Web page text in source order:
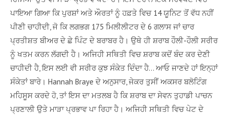
ਪਾਇਆ ਗਿਆ ਕਿ ਪੁਰਸ਼ਾਂ ਅਤੇ ਔਰਤਾਂ ਨੂੰ ਹਫ਼ਤੇ ਵਿਚ 14 ਯੂਨਿਟ ਤੋਂ ਵੱਧ ਨਹੀਂ
ਪੀਣੀ ਚਾਹੀਦੀ, ਜੋ ਕਿ ਲਗਭਗ 175 ਮਿਲੀਲੀਟਰ ਦੇ 6 ਗਲਾਸ ਜਾਂ ਚਾਰ
ਪ੍ਰਤੀਸ਼ਤ ਬੀਅਰ ਦੇ ਛੇ ਪਿੰਟ ਦੇ ਬਰਾਬਰ ਹੈ। ਉਥੇ ਹੀ ਸ਼ਰਾਬ ਹੌਲੀ-ਹੌਲੀ ਸਰੀਰ
ਨੂੰ ਖਤਮ ਕਰਨ ਲੱਗਦੀ ਹੈ। ਅਜਿਹੀ ਸਥਿਤੀ ਵਿਚ ਸ਼ਰਾਬ ਕਦੋਂ ਬੰਦ ਕਰ ਦੇਣੀ
ਚਾਹੀਦੀ ਹੈ, ਇਸ ਲਈ ਵੀ ਸਰੀਰ ਕੁਝ ਸੰਕੇਤ ਦਿੰਦਾ ਹੈ… ਆਓ ਜਾਣਦੇ ਹਾਂ ਇਨ੍ਹਾਂ
ਸੰਕੇਤਾਂ ਬਾਰੇ। Hannah Braye ਦੇ ਅਨੁਸਾਰ, ਜੇਕਰ ਤੁਸੀਂ ਅਕਸਰ ਬਲੋਟਿੰਗ
ਮਹਿਸੂਸ ਕਰਦੇ ਹੋ, ਤਾਂ ਇਸ ਦਾ ਮਤਲਬ ਹੈ ਕਿ ਸ਼ਰਾਬ ਦਾ ਸੇਵਨ ਤੁਹਾਡੀ ਪਾਚਨ
ਪ੍ਰਣਾਲੀ ਉਤੇ ਮਾੜਾ ਪ੍ਰਭਾਵ ਪਾ ਰਿਹਾ ਹੈ। ਅਜਿਹੀ ਸਥਿਤੀ ਵਿਚ ਪੇਟ ਦੇ